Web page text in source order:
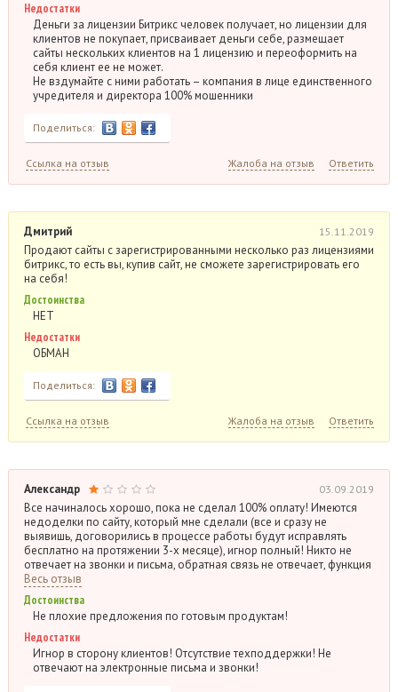
Недостатки
Деньги за лицензии Битрикс человек получает, но лицензии для
клиентов не покупает, присваивает деньги себе, размещает
сайты нескольких клиентов на 1 лицензию и переоформить на
себя клиент ее не может.
Не вздумайте с ними работать – компания в лице единственного
учредителя и директора 100% мошенники
Поделиться:
Ссылка на отзыв Жалоба на отзыв Ответить
Дмитрий 15.11.2019
Продают сайты с зарегистрированными несколько раз лицензиями
битрикс, то есть вы, купив сайт, не сможете зарегистрировать его
на себя!
Достоинства
НЕТ
Недостатки
ОБМАН
Поделиться:
Ссылка на отзыв Жалоба на отзыв Ответить
Александр 03.09.2019
Все начиналось хорошо, пока не сделал 100% оплату! Имеются
недоделки по сайту, который мне сделали (все и сразу не
выявишь, договорились в процессе работы будут исправлять
бесплатно на протяжении 3-х месяце), игнор полный! Никто не
отвечает на звонки и письма, обратная связь не отвечает, функция
Весь отзыв
Достоинства
Не плохие предложения по готовым продуктам!
Недостатки
Игнор в сторону клиентов! Отсутствие техподдержки! Не
отвечают на электронные письма и звонки!